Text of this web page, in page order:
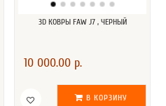
3D КОВРЫ FAW J7 , ЧЕРНЫЙ
10 000.00 р.
В КОРЗИНУ